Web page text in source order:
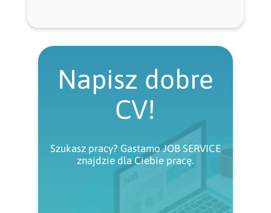
Napisz dobre
CV!
Szukasz pracy? Gastamo JOB SERVICE
znajdzie dla Ciebie pracę.